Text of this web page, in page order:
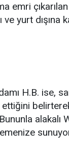
çıkarılan
yurt dışına
H.B. ise,
alakalı